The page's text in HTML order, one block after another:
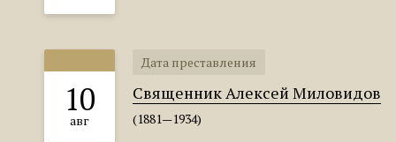
10
авг
Дата преставления
Священник Алексей Миловидов
(1881—1934)